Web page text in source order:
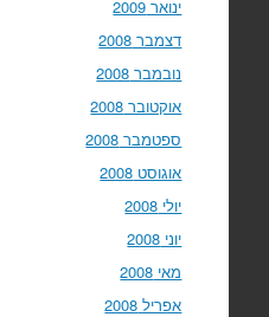
ינואר 2009
דצמבר 2008
נובמבר 2008
אוקטובר 2008
ספטמבר 2008
אוגוסט 2008
יולי 2008
יוני 2008
מאי 2008
אפריל 2008